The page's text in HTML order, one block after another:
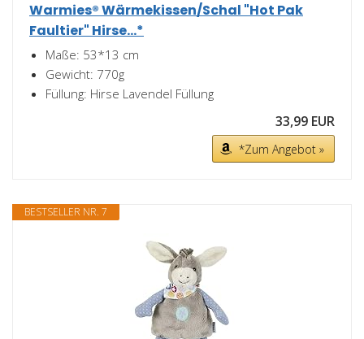
Warmies® Wärmekissen/Schal "Hot Pak
Faultier" Hirse...*
Maße: 53*13 cm
Gewicht: 770g
Füllung: Hirse Lavendel Füllung
33,99 EUR
*Zum Angebot »
BESTSELLER NR. 7